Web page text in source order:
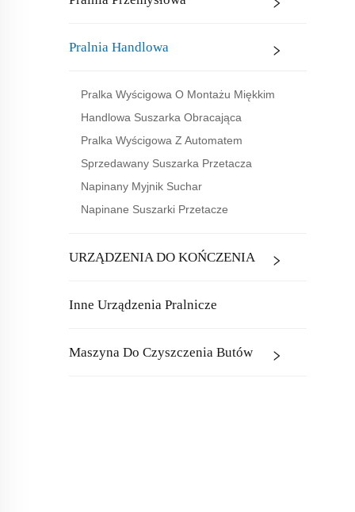
Pralnia Handlowa
Pralka Wyścigowa O Montażu Miękkim
Handlowa Suszarka Obracająca
Pralka Wyścigowa Z Automatem
Sprzedawany Suszarka Przetacza
Napinany Myjnik Suchar
Napinane Suszarki Przetacze
URZĄDZENIA DO KOŃCZENIA
Inne Urządzenia Pralnicze
Maszyna Do Czyszczenia Butów